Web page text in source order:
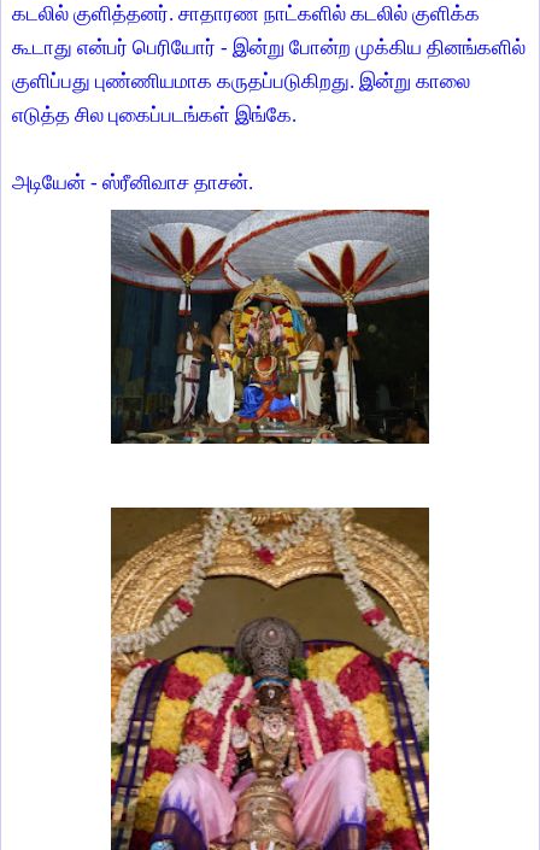
கடலில் குளித்தனர். சாதாரண நாட்களில் கடலில் குளிக்க
கூடாது என்பர் பெரியோர் - இன்று போன்ற முக்கிய தினங்களில்
குளிப்பது புண்ணியமாக கருதப்படுகிறது. இன்று காலை
எடுத்த சில புகைப்படங்கள் இங்கே.
அடியேன் - ஸ்ரீனிவாச தாசன்.